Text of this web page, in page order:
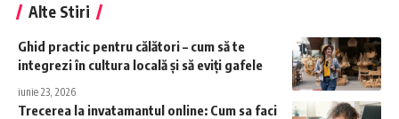
Alte Stiri
Ghid practic pentru călători – cum să te
integrezi în cultura locală și să eviți gafele
iunie 23, 2026
Trecerea la invatamantul online: Cum sa faci